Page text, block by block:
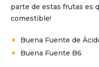
parte de estas frutas es
comestible!
Buena Fuente de
Buena Fuente B6